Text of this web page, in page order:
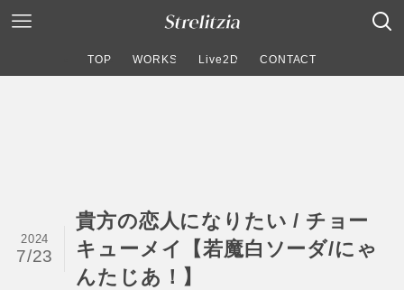
TOP WORKS Live2D CONTACT
貴方の恋人になりたい / チョー
キューメイ【若魔白ソーダ/にゃ
んたじあ！】
2024
7/23